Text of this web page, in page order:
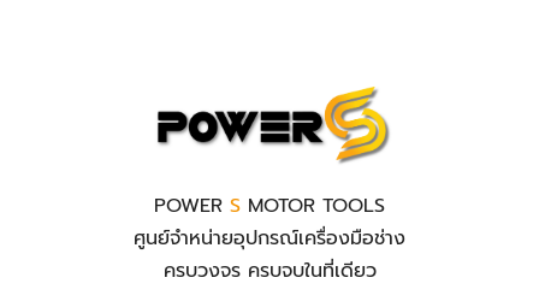
POWER S MOTOR TOOLS
ศูนย์จำหน่ายอุปกรณ์เครื่องมือช่าง
ครบวงจร ครบจบในที่เดียว